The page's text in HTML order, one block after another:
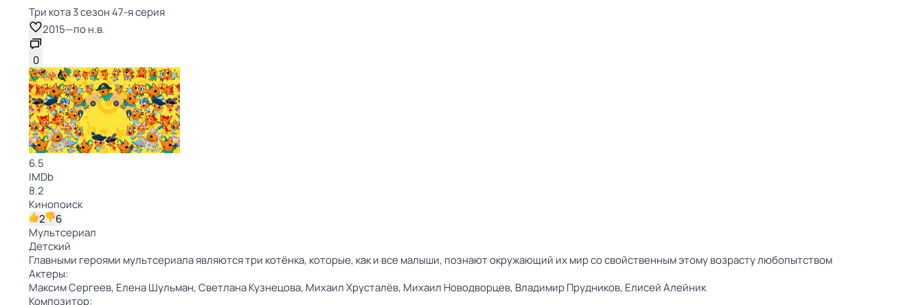
Три кота 3 сезон 47-я серия
2015—по н.в.
0
6.5
IMDb
8.2
Кинопоиск
2
6
Мультсериал
Детский
Главными героями мультсериала являются три котёнка, которые, как и все малыши, познают окружающий их мир со свойственным этому возрасту любопытством
Актеры:
Максим Сергеев, Елена Шульман,Светлана Кузнецова, Михаил Хрусталёв, Михаил Новодворцев, Владимир Прудников, Елисей Алейник
Композитор: